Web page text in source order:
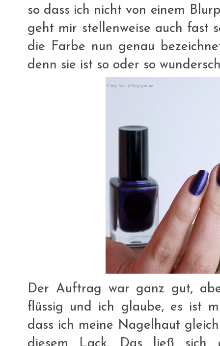
so dass ich nicht von einem
geht mir stellenweise auch fast
die Farbe nun genau
denn sie ist so oder so
Der Auftrag war ganz gut,
flüssig und ich glaube, es ist
dass ich meine Nagelhaut